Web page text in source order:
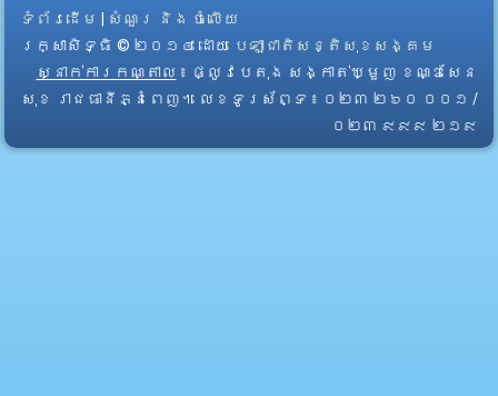
ទំព័រដើម
សំណួរ និង ចំលើយ
រក្សាសិទ្ធិ © ២០១៤ ដោយ​ បេឡាជាតិសន្តិសុខសង្គម
ស្នាក់ការកណ្តាល ៖ ផ្លូវបេតុង សង្កាត់ឃ្មួញ ខណ្ឌសែន
សុខ រាជធានីភ្នំពេញ។ លេខទូរស័ព្ទ ៖ ០២៣ ២៦០ ០០១ /
០២៣ ៩៩៩ ២១៩